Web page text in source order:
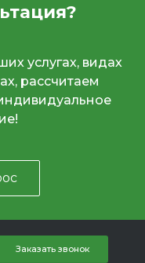
услугах, видах
рассчитаем
Заказать звонок